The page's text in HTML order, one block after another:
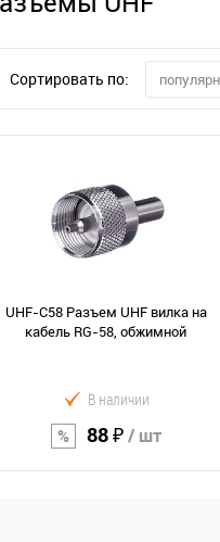
Сортировать по:
UHF-C58 Разъем UHF вилка на
кабель RG-58, обжимной
В наличии
88 ₽/ шт